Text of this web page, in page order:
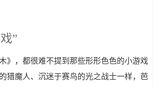
”
，都很难不提到那些形形色色的小游戏
魔人、沉迷于赛鸟的光之战士一样，芭